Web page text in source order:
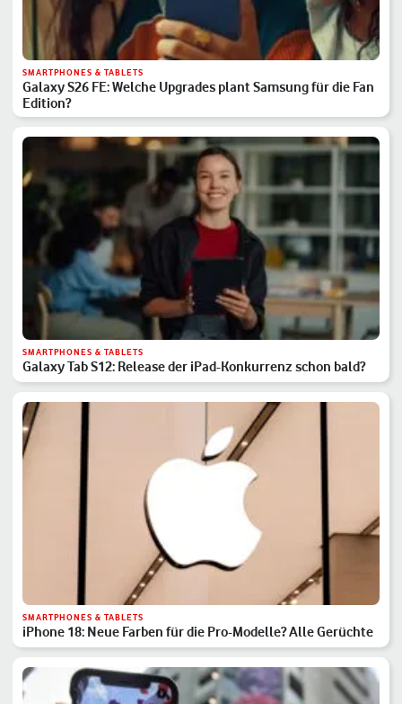
SMARTPHONES & TABLETS
Galaxy S26 FE: Welche Upgrades plant Samsung für die Fan
Edition?
SMARTPHONES & TABLETS
Galaxy Tab S12: Release der iPad-Konkurrenz schon bald?
SMARTPHONES & TABLETS
iPhone 18: Neue Farben für die Pro-Modelle? Alle Gerüchte